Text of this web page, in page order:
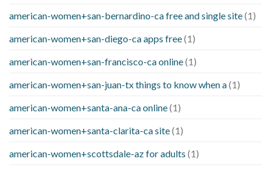
american-women+san-bernardino-ca free and single site(1)
american-women+san-diego-ca apps free(1)
american-women+san-francisco-ca online(1)
american-women+san-juan-tx things to know when a(1)
american-women+santa-ana-ca online(1)
american-women+santa-clarita-ca site(1)
american-women+scottsdale-az for adults (1)